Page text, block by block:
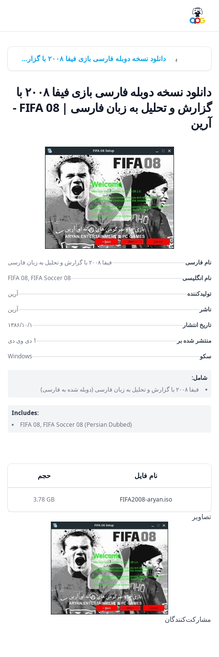
دانلود نسخه دوبله فارسی بازی فیفا ۲۰۰۸ با گزارش و تحلیل به زبان فارسی | FIFA 08 - آرین
دانلود نسخه دوبله فارسی بازی فیفا ۲۰۰۸ با
گزارش و تحلیل به زبان فارسی | FIFA 08 -
آرین
نام فایل حجم
FIFA2008-aryan.iso
3.78 GB
تصاویر
مشارکت‌کنندگان
نام فارسی
فیفا ۲۰۰۸ با گزارش و تحلیل به زبان فارسی
نام انگلیسی
FIFA 08, FIFA Soccer 08
تولیدکننده
آرین
ناشر
آرین
تاریخ انتشار
۱۳۸۶/۱۰/۱
منتشر شده بر
1 دی وی دی
سکو
Windows
شامل:
فیفا ۲۰۰۸ با گزارش و تحلیل به زبان فارسی
(دوبله شده به فارسی)
Includes:
FIFA 08, FIFA Soccer 08(Persian Dubbed)